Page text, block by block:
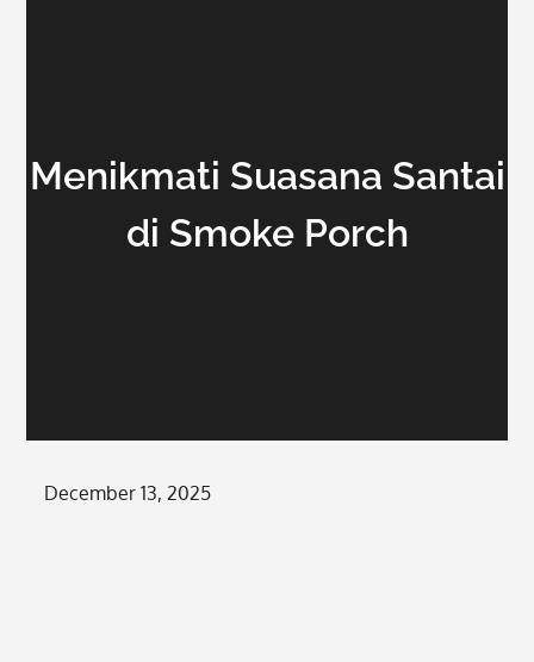
Menikmati Suasana Santai
di Smoke Porch
Posted
December 13, 2025